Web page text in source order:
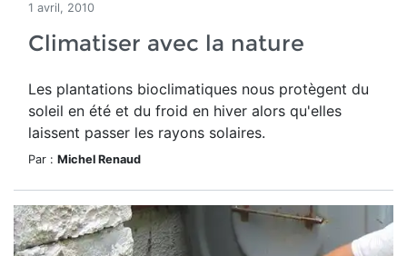
1 avril, 2010
Climatiser avec la nature
Les plantations bioclimatiques nous protègent du
soleil en été et du froid en hiver alors qu'elles
laissent passer les rayons solaires.
Par : Michel Renaud